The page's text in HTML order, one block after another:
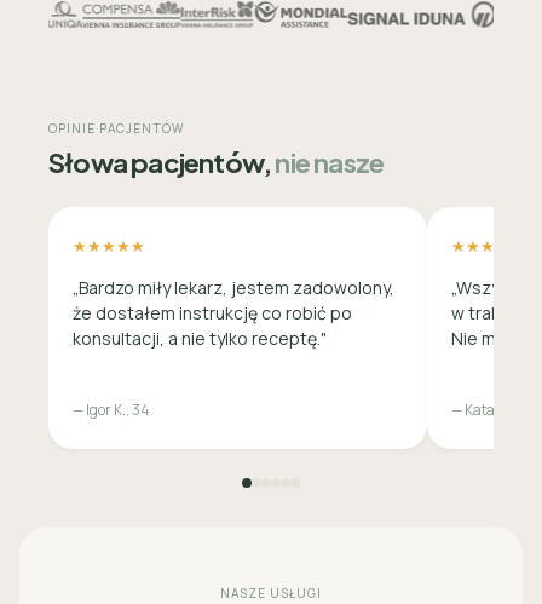
OPINIE PACJENTÓW
Słowa pacjentów,nie nasze
★★★★★
„Bardzo miły lekarz, jestem zadowolony,
że dostałem instrukcję co robić po
konsultacji, a nie tylko receptę."
— Igor K., 34
★★★★★
w trakcie
Nie
— Katarzyna
NASZE USŁUGI